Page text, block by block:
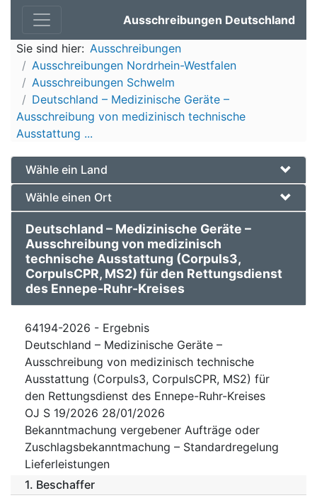
Ausschreibungen Deutschland
Sie sind hier: Ausschreibungen
Ausschreibungen Nordrhein-Westfalen
Ausschreibungen Schwelm
Deutschland – Medizinische Geräte –
Ausschreibung von medizinisch technische
Ausstattung ...
Wähle ein Land
Wähle einen Ort
Deutschland – Medizinische Geräte –
Ausschreibung von medizinisch
technische Ausstattung (Corpuls3,
CorpulsCPR, MS2) für den Rettungsdienst
des Ennepe-Ruhr-Kreises
64194-2026 - Ergebnis
Deutschland – Medizinische Geräte –
Ausschreibung von medizinisch technische
Ausstattung (Corpuls3, CorpulsCPR, MS2) für
den Rettungsdienst des Ennepe-Ruhr-Kreises
OJ S 19/2026 28/01/2026
Bekanntmachung vergebener Aufträge oder
Zuschlagsbekanntmachung – Standardregelung
Lieferleistungen
1. Beschaffer